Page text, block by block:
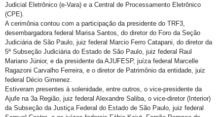
Judicial Eletrônico (e-Vara) e a Central de Processamento Eletrônico
(CPE).
A cerimônia contou com a participação da presidente do TRF3,
desembargadora federal Marisa Santos, do diretor do Foro da Seção
Judiciária de São Paulo, juiz federal Marcio Ferro Catapani, do diretor da
5ª Subseção Judiciária do Estado de São Paulo, juiz federal Raul
Mariano Júnior, e da presidente da AJUFESP, juíza federal Marcelle
Ragazoni Carvalho Ferreira, e o diretor de Patrimônio da entidade, juiz
federal Décio Gimenez.
Estiveram presentes à solenidade, entre outros, o vice-presidente da
Ajufe na 3a Região, juiz federal Alexandre Saliba, o vice-diretor (Interior)
da Subseção da Justiça Federal do Estado de São Paulo, juiz federal